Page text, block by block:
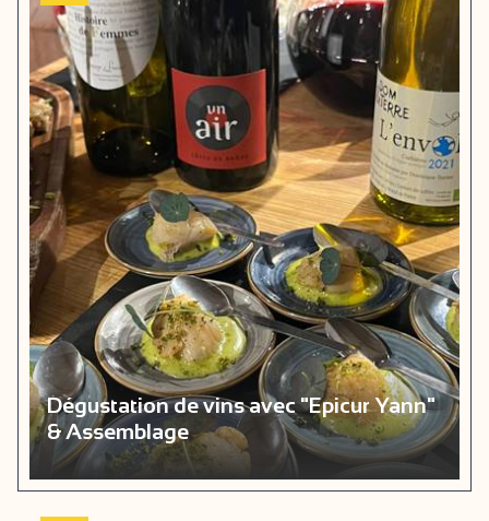
Dégustation de vins avec "Epicur Yann"
& Assemblage